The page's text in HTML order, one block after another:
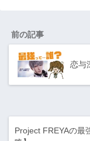
前の記事
恋与
Project FREYAの最